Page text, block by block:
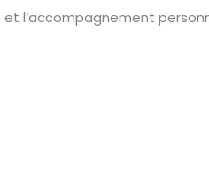
l’accompagnement